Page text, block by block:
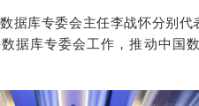
据库专委会主任李战怀分别
据库专委会工作，推动中国